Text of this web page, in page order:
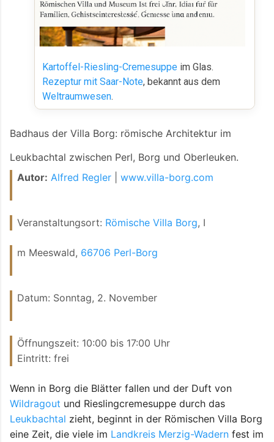
Kartoffel-Riesling-Cremesuppe im Glas.
Rezeptur mit Saar-Note, bekannt aus dem
Weltraumwesen.
Badhaus der Villa Borg: römische Architektur im
Leukbachtal zwischen Perl, Borg und Oberleuken.
Autor: Alfred Regler www.villa-borg.com
Veranstaltungsort: Römische Villa Borg, I
m Meeswald, 66706 Perl-Borg
Datum: Sonntag, 2. November
Öffnungszeit: 10:00 bis 17:00 Uhr
Eintritt: frei
Wenn in Borg die Blätter fallen und der Duft von
Wildragout und Rieslingcremesuppe durch das
Leukbachtal zieht, beginnt in der Römischen Villa Borg
eine Zeit, die viele im Landkreis Merzig-Wadern fest im